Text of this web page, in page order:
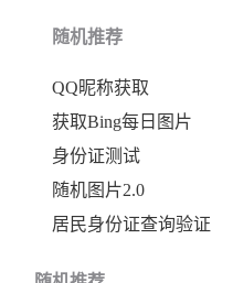
随机推荐
QQ昵称获取
获取Bing每日图片
身份证测试
随机图片2.0
居民身份证查询验证